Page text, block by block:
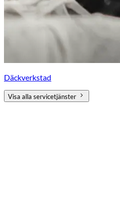
Däckverkstad
Visa alla servicetjänster